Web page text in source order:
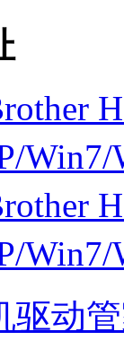
驱动